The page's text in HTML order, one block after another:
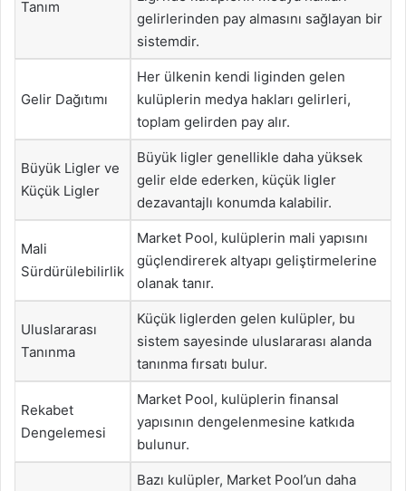
Tanım
gelirlerinden pay almasını sağlayan bir
sistemdir.
Gelir Dağıtımı
Her ülkenin kendi liginden gelen
kulüplerin medya hakları gelirleri,
toplam gelirden pay alır.
Büyük Ligler ve
Küçük Ligler
Büyük ligler genellikle daha yüksek
gelir elde ederken, küçük ligler
dezavantajlı konumda kalabilir.
Mali
Sürdürülebilirlik
Market Pool, kulüplerin mali yapısını
güçlendirerek altyapı geliştirmelerine
olanak tanır.
Uluslararası
Tanınma
Küçük liglerden gelen kulüpler, bu
sistem sayesinde uluslararası alanda
tanınma fırsatı bulur.
Rekabet
Dengelemesi
Market Pool, kulüplerin finansal
yapısının dengelenmesine katkıda
bulunur.
Bazı kulüpler, Market Pool’un daha